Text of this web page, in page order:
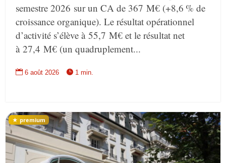
semestre 2026 sur un CA de 367 M€ (+8,6 % de
croissance organique). Le résultat opérationnel
d’activité s’élève à 55,7 M€ et le résultat net
à 27,4 M€ (un quadruplement...
 6 août 2026  1 min.